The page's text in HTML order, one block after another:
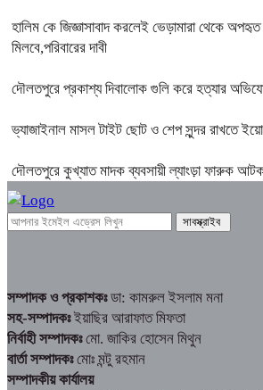
হালিম কে জিজ্ঞাসাবাদ করলেই ভেড়ামারা থেকে
মিলবে,পরিবারের দাবী
দৌলতপুরে প্রকাশ্য দিবালোক গুলি করে হত্যার
ভ্যাজাইনাল মাসল টাইট ছোট ও শেপ সুন্দর রাখতে
দৌলতপুরে কুখ্যাত মাদক ব্যবসায়ী ল্যাংড়া ফারুক
সম্পাদক ও প্রকাশকঃডা: কামরুল ইসলাম মনা
সহ-সম্পাদকঃইয়াছির আরাফাত মিফতা
নির্বাহী সম্পাদকঃমো. জাকির হোসেন মিথুন
বার্তা সম্পাদকঃমোঃ মন্টু রহমান
সম্পাদকীয় কার্যালয়